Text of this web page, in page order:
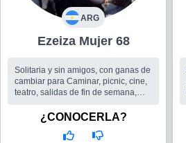
ARG
Ezeiza Mujer 68
Solitaria y sin amigos, con ganas de
cambiar para Caminar, picnic, cine,
teatro, salidas de fin de semana,
Amigos, cualquier sexo,
para hacer actividades en grupos
¿CONOCERLA?